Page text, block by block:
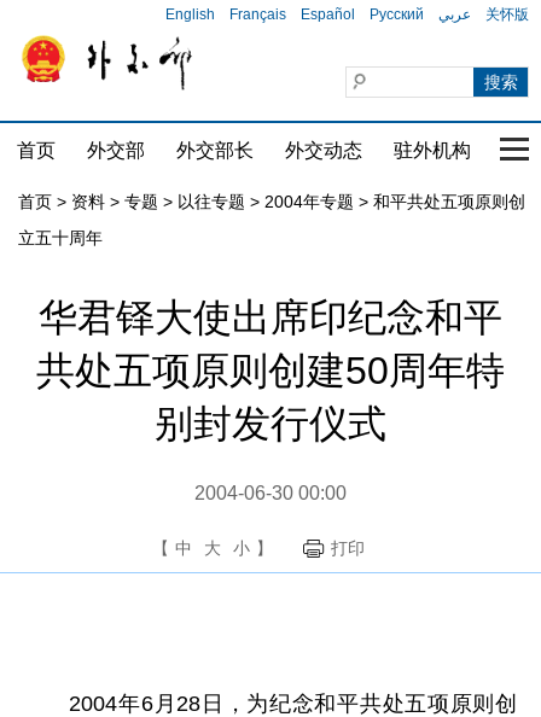
English Français Español Русский عربي 关怀版
首页 外交部 外交部长 外交动态 驻外机构 国
首页 > 资料 > 专题 > 以往专题 > 2004年专题 > 和平共处五项原则创
立五十周年
华君铎大使出席印纪念和平
共处五项原则创建50周年特
别封发行仪式
2004-06-30 00:00
【 中 大 小 】 打印
2004年6月28日，为纪念和平共处五项原则创